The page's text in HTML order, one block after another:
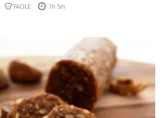
FACILE 1h 5m